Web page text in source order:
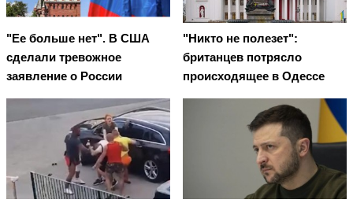
"Ее больше нет". В США
сделали тревожное
заявление о России
"Никто не полезет":
британцев потрясло
происходящее в Одессе